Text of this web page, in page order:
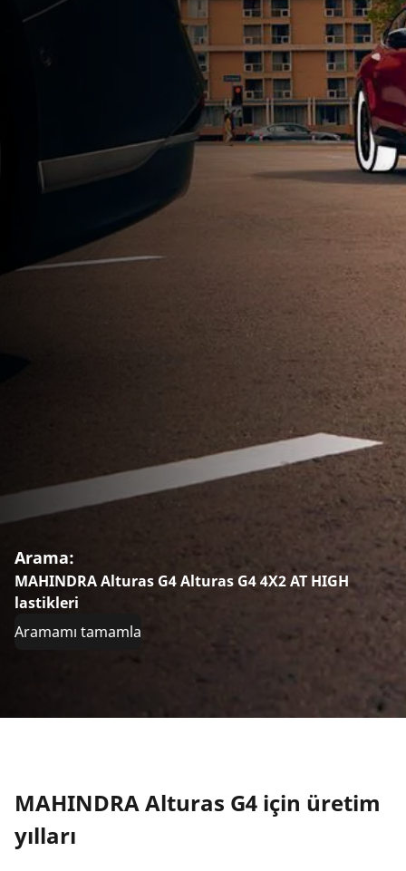
Arama:
MAHINDRA Alturas G4 Alturas G4 4X2 AT HIGH
lastikleri
Aramamı tamamla
MAHINDRA Alturas G4 için üretim
yılları